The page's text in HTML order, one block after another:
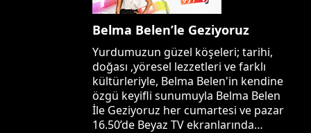
Belma Belen’le Geziyoruz
Yurdumuzun güzel köşeleri; tarihi,
doğası ,yöresel lezzetleri ve farklı
kültürleriyle, Belma Belen'in kendine
özgü keyifli sunumuyla Belma Belen
İle Geziyoruz her cumartesi ve pazar
16.50’de Beyaz TV ekranlarında…